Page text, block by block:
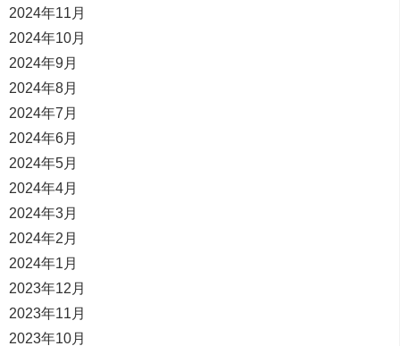
2024年11月
2024年10月
2024年9月
2024年8月
2024年7月
2024年6月
2024年5月
2024年4月
2024年3月
2024年2月
2024年1月
2023年12月
2023年11月
2023年10月